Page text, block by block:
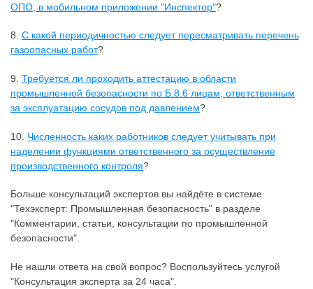
ОПО, в мобильном приложении "Инспектор"?
8. С какой периодичностью следует пересматривать перечень
газоопасных работ?
9. Требуется ли проходить аттестацию в области
промышленной безопасности по Б.8.6 лицам, ответственным
за эксплуатацию сосудов под давлением?
10. Численность каких работников следует учитывать при
наделении функциями ответственного за осуществление
производственного контроля?
Больше консультаций экспертов вы найдёте в системе
"Техэксперт: Промышленная безопасность" в разделе
"Комментарии, статьи, консультации по промышленной
безопасности".
Не нашли ответа на свой вопрос? Воспользуйтесь услугой
"Консультация эксперта за 24 часа".